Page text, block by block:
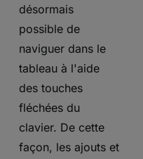
désormais
possible de
naviguer dans le
tableau à l'aide
des touches
fléchées du
clavier. De cette
façon, les ajouts et